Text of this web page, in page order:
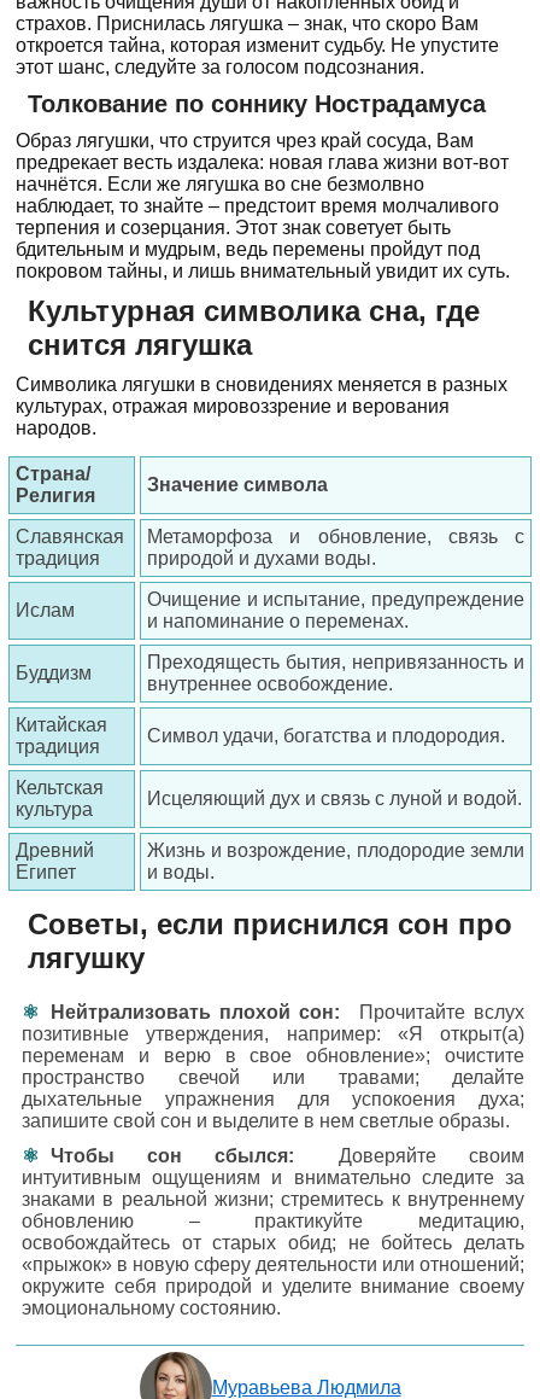
страхов. Приснилась лягушка – знак, что скоро Вам
откроется тайна, которая изменит судьбу. Не упустите
этот шанс, следуйте за голосом подсознания.
Толкование по соннику Нострадамуса
Образ лягушки, что струится чрез край сосуда, Вам
предрекает весть издалека: новая глава жизни вот-вот
начнётся. Если же лягушка во сне безмолвно
наблюдает, то знайте – предстоит время молчаливого
терпения и созерцания. Этот знак советует быть
бдительным и мудрым, ведь перемены пройдут под
покровом тайны, и лишь внимательный увидит их суть.
Культурная символика сна, где
снится лягушка
Символика лягушки в сновидениях меняется в разных
культурах, отражая мировоззрение и верования
народов.
Страна/
Религия
Значение символа
Славянская
традиция
Метаморфоза и обновление, связь с
природой и духами воды.
Ислам
Очищение и испытание, предупреждение
и напоминание о переменах.
Буддизм
Преходящесть бытия, непривязанность и
внутреннее освобождение.
Китайская
традиция
Символ удачи, богатства и плодородия.
Кельтская
культура
Исцеляющий дух и связь с луной и водой.
Древний
Египет
Жизнь и возрождение, плодородие земли
и воды.
Советы, если приснился сон про
лягушку
Нейтрализовать плохой сон:
Прочитайте вслух
позитивные утверждения, например: «Я открыт(а)
переменам и верю в свое обновление»; очистите
пространство свечой или травами; делайте
дыхательные упражнения для успокоения духа;
запишите свой сон и выделите в нем светлые образы.
Чтобы сон сбылся:
Доверяйте своим
интуитивным ощущениям и внимательно следите за
знаками в реальной жизни; стремитесь к внутреннему
обновлению – практикуйте медитацию,
освобождайтесь от старых обид; не бойтесь делать
«прыжок» в новую сферу деятельности или отношений;
окружите себя природой и уделите внимание своему
эмоциональному состоянию.
Муравьева Людмила